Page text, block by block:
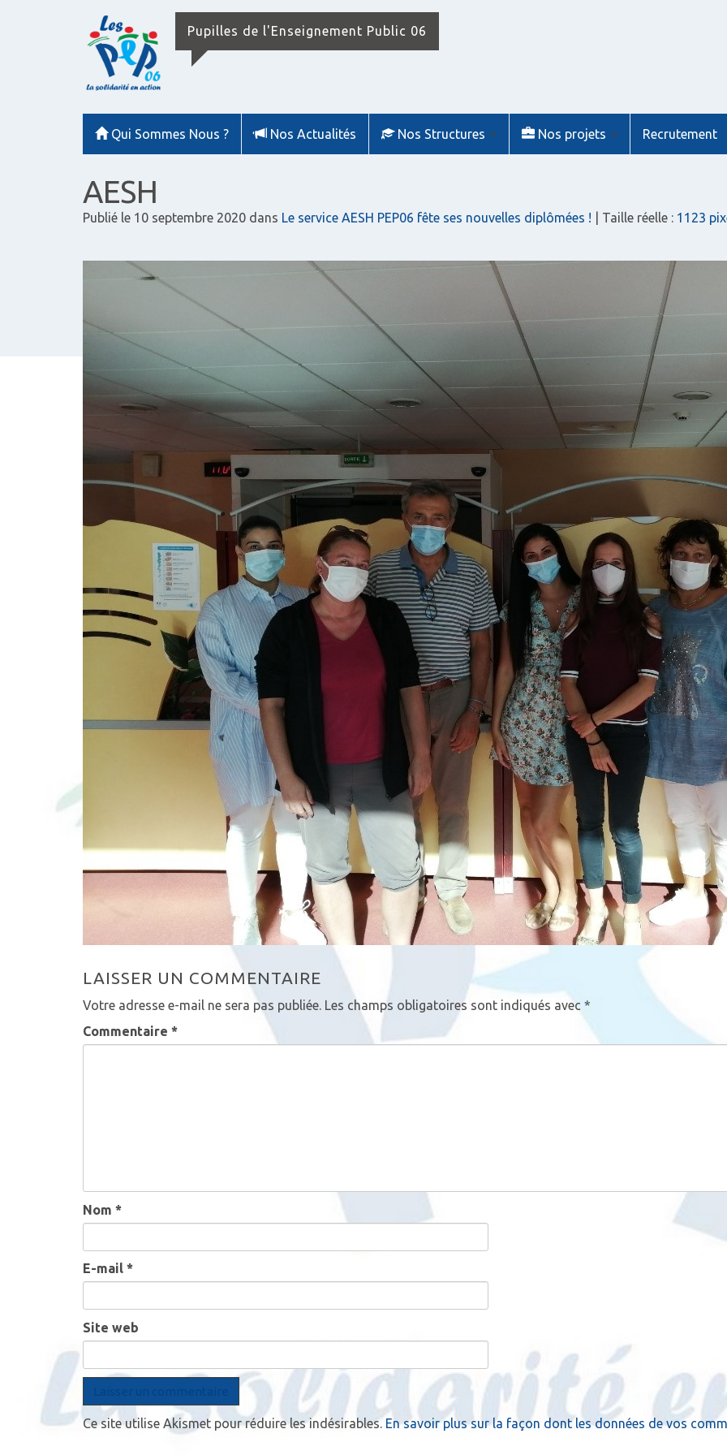
Pupilles de l'Enseignement Public 06
Qui Sommes Nous ? Nos Actualités Nos Structures Nos projets Recrutement
AESH
Publié le 10 septembre 2020 dans Le service AESH PEP06 fête ses nouvelles diplômées ! | Taille réelle : 1123
LAISSER UN COMMENTAIRE
Votre adresse e-mail ne sera pas publiée. Les champs obligatoires sont indiqués avec *
Commentaire *
Nom *
E-mail *
Site web
Ce site utilise Akismet pour réduire les indésirables. En savoir plus sur la façon dont les données de vos